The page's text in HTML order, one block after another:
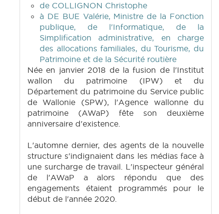
de COLLIGNON Christophe
à DE BUE Valérie, Ministre de la Fonction
publique, de l'Informatique, de la
Simplification administrative, en charge
des allocations familiales, du Tourisme, du
Patrimoine et de la Sécurité routière
Née en janvier 2018 de la fusion de l'Institut
wallon du patrimoine (IPW) et du
Département du patrimoine du Service public
de Wallonie (SPW), l'Agence wallonne du
patrimoine (AWaP) fête son deuxième
anniversaire d'existence.
L'automne dernier, des agents de la nouvelle
structure s'indignaient dans les médias face à
une surcharge de travail. L'inspecteur général
de l'AWaP a alors répondu que des
engagements étaient programmés pour le
début de l'année 2020.